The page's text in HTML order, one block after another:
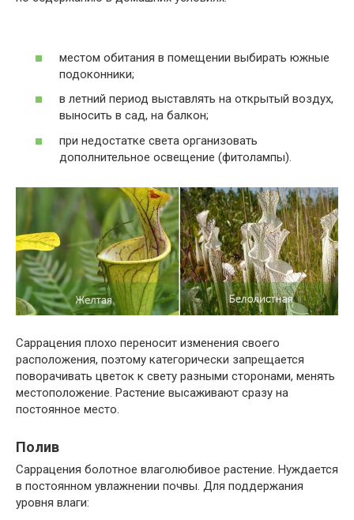
местом обитания в помещении выбирать южные
подоконники;
в летний период выставлять на открытый воздух,
выносить в сад, на балкон;
при недостатке света организовать
дополнительное освещение (фитолампы).
Саррацения плохо переносит изменения своего
расположения, поэтому категорически запрещается
поворачивать цветок к свету разными сторонами, менять
местоположение. Растение высаживают сразу на
постоянное место.
Полив
Саррацения болотное влаголюбивое растение. Нуждается
в постоянном увлажнении почвы. Для поддержания
уровня влаги: